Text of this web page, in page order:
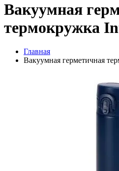
Вакуумная
термокружка
Главная
Вакуумная герметичная